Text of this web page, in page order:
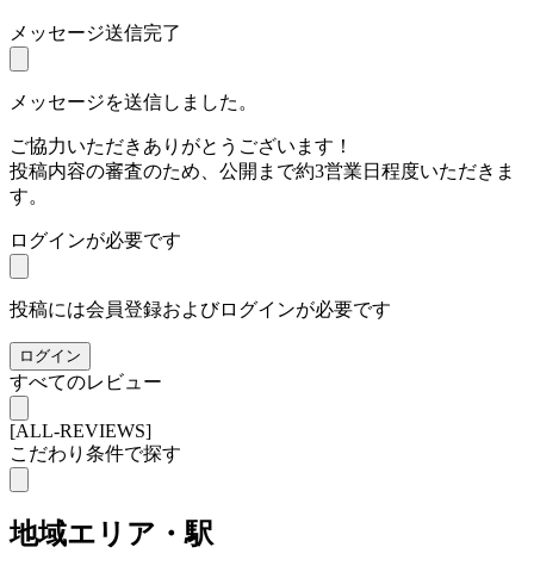
メッセージ送信完了
メッセージを送信しました。
ご協力いただきありがとうございます！
投稿内容の審査のため、公開まで約3営業日程度いただきま
す。
ログインが必要です
投稿には会員登録およびログインが必要です
ログイン
すべてのレビュー
[ALL-REVIEWS]
こだわり条件で探す
地域エリア・駅